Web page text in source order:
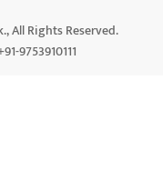
All Rights Reserved.
9753910111